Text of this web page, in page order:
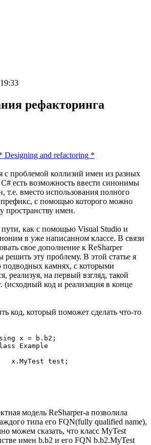
рефакторинга
Designing and refactoring *
с проблемой коллизий имен из разных
есть возможность ввести синонимы
т.е. вместо использования полного
префикс, с помощью которого можно
пространству имен.
как с помощью Visual Studio и
в уже написанном классе. В связи
свое дополнение к ReSharper
решить эту проблему. В этой статье я
подводных камнях, с которыми
реализуя, на первый взгляд, такой
(исходный код и реализация в конце
код, который поможет сделать что-то
x = b.b2;
Example
x.MyTest test;
модель ReSharper-a позволила
типа его FQN(fully qualified name),
можем сказать, что класс MyTest
имен b.b2 и его FQN b.b2.MyTest